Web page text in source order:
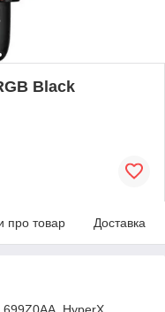
Black
про товар Доставка
HyperX